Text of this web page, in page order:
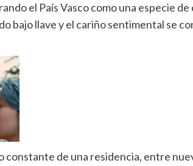
el País Vasco como una especie
bajo llave y el cariño sentimental se
de una residencia, entre